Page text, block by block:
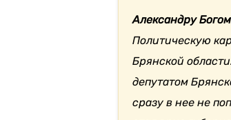
Александру
Политическую
Брянской
депутатом
сразу в нее не